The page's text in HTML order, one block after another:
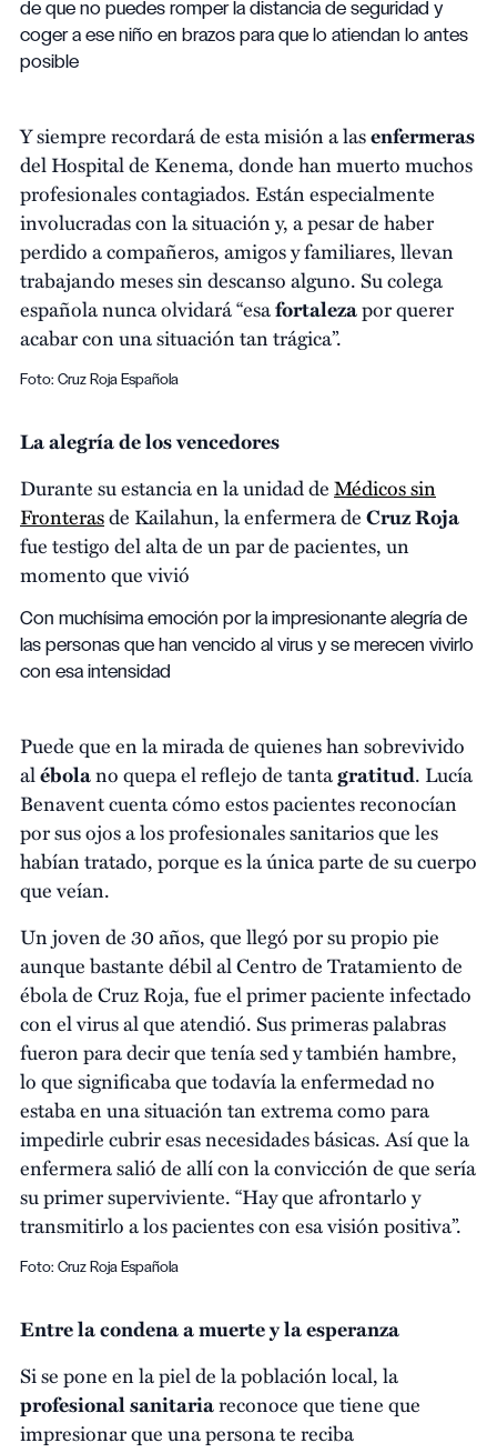
de que no puedes romper la distancia de seguridad y
coger a ese niño en brazos para que lo atiendan lo antes
posible
Y siempre recordará de esta misión a lasenfermeras
del Hospital de Kenema, donde han muerto muchos
profesionales contagiados. Están especialmente
involucradas con la situación y, a pesar de haber
perdido a compañeros, amigos y familiares, llevan
trabajando meses sin descanso alguno. Su colega
española nunca olvidará “esafortalezapor querer
acabar con una situación tan trágica”.
Foto: Cruz Roja Española
La alegría de los vencedores
Durante su estancia en la unidad deMédicos sin
Fronterasde Kailahun, la enfermera deCruz Roja
fue testigo del alta de un par de pacientes, un
momento que vivió
Con muchísima emoción por la impresionante alegría de
las personas que han vencido al virus y se merecen vivirlo
con esa intensidad
Puede que en la mirada de quienes han sobrevivido
alébolano quepa el reflejo de tantagratitud. Lucía
Benavent cuenta cómo estos pacientes reconocían
por sus ojos a los profesionales sanitarios que les
habían tratado, porque es la única parte de su cuerpo
que veían.
Un joven de 30 años, que llegó por su propio pie
aunque bastante débil al Centro de Tratamiento de
ébola de Cruz Roja, fue el primer paciente infectado
con el virus al que atendió. Sus primeras palabras
fueron para decir que tenía sed y también hambre,
lo que significaba que todavía la enfermedad no
estaba en una situación tan extrema como para
impedirle cubrir esas necesidades básicas. Así que la
enfermera salió de allí con la convicción de que sería
su primer superviviente. “Hay que afrontarlo y
transmitirlo a los pacientes con esa visión positiva”.
Foto: Cruz Roja Española
Entre la condena a muerte y la esperanza
Si se pone en la piel de la población local, la
profesional sanitariareconoce que tiene que
impresionar que una persona te reciba